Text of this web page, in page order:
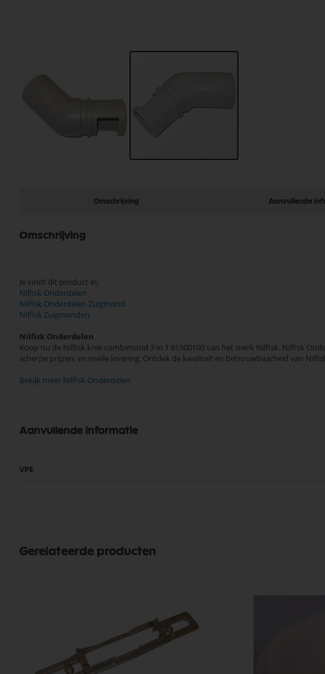
afbeeldingen-
gallerij
Omschrijving Aanvullende
Omschrijving
Je vindt dit product in;
Nilfisk Onderdelen
Nilfisk Onderdelen Zuigmond
Nilfisk Zuigmonden
Nilfisk Onderdelen
Koop nu de Nilfisk knie combimond 3 in 1 81500100 van het merk Nilfisk. Nilfisk
scherpe prijzen, en snelle levering. Ontdek de kwaliteit en betrouwbaarheid van
Bekijk meer Nilfisk Onderdelen
Aanvullende informatie
Meer
VPE
Gerelateerde producten